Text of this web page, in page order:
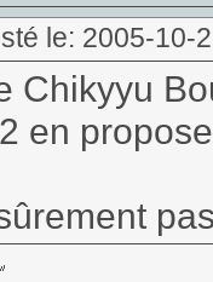
le: 2005-10-
Chikyyu
en